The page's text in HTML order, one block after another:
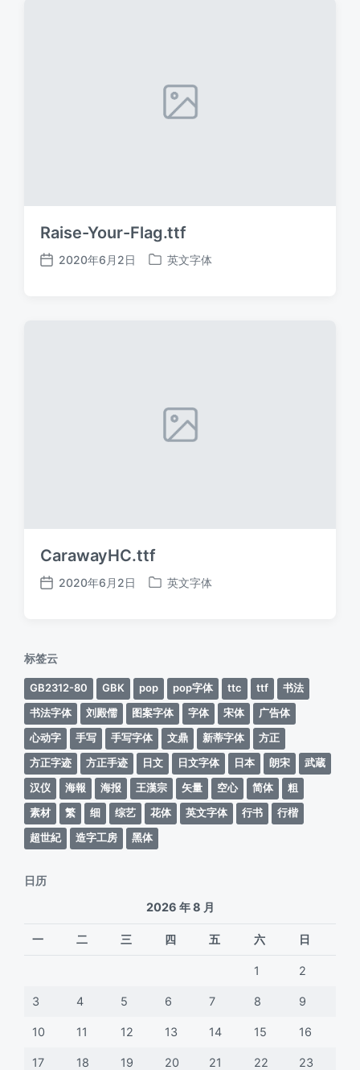
Raise-Your-Flag.ttf
发
2020年6月2日
发
英文字体
CarawayHC.ttf
发
2020年6月2日
发
英文字体
标签云
GB2312-80 GBK pop pop字体 ttc ttf
书法
书法字体
刘殿儒 图案字体 字体 宋体
广告体
心动字
手写 手写字体 文鼎 新蒂字体
方正
方正字迹
方正手迹 日文 日文字体 日本 朗宋
武蔵
汉仪
海報 海报 王漢宗 矢量 空心 简体
粗
素材
繁 细 综艺 花体 英文字体 行书
行楷
超世紀
造字工房 黑体
日历
2026 年 8 月
一 二 三 四 五 六 日
1 2
3 4 5 6 7 8 9
10 11 12 13 14 15 16
17 18 19 20 21 22 23